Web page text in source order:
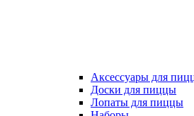
Аксессуары для
Доски для пиццы
Лопаты для пиццы